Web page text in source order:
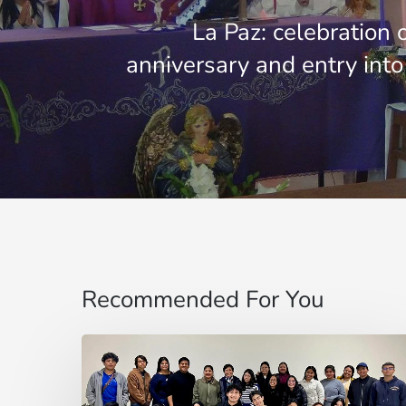
La Paz: celebration
anniversary and entry
Recommended For You
Sentirse
pequeño